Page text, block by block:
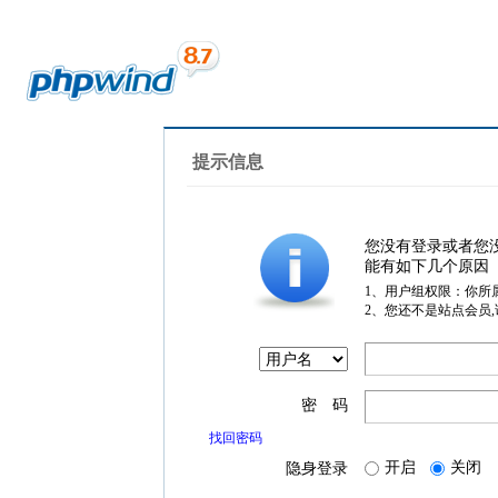
提示信息
您没有登录或者您
能有如下几个原因
1、用户组权限：你所
2、您还不是站点会员
密 码
找回密码
隐身登录 开启 关闭